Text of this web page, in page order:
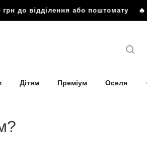
або поштомату🔥
Дітям Преміум Оселя